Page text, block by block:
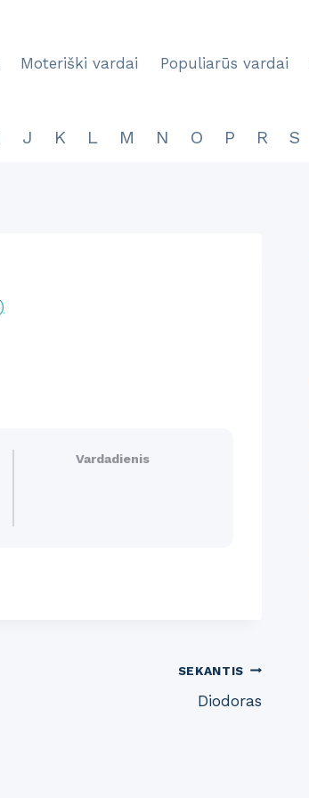
Moteriški vardai Populiarūs vardai
J K L M N O P R S
Vardadienis
SEKANTIS
Diodoras